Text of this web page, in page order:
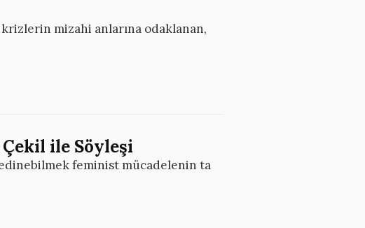
mizahi anlarına odaklanan,
ile Söyleşi
feminist mücadelenin ta